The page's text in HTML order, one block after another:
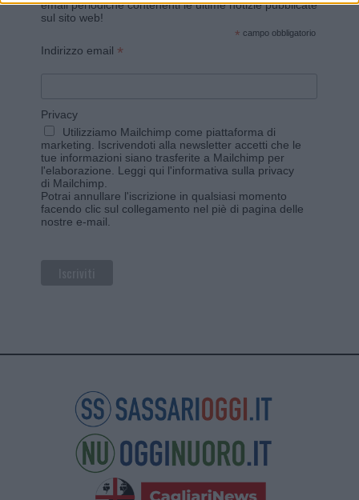
email periodiche contenenti le ultime notizie pubblicate
sul sito web!
* campo obbligatorio
Indirizzo email *
Privacy
Utilizziamo Mailchimp come piattaforma di
marketing. Iscrivendoti alla newsletter accetti che le
tue informazioni siano trasferite a Mailchimp per
l'elaborazione. Leggi qui l'informativa sulla privacy
di Mailchimp
Potrai annullare l'iscrizione in qualsiasi momento
facendo clic sul collegamento nel piè di pagina delle
nostre e-mail.